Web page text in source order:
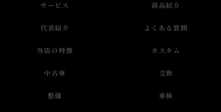
サービス 商品紹介
代表紹介 よくある質問
当店の特徴 カスタム
中古車 交換
整備 車検